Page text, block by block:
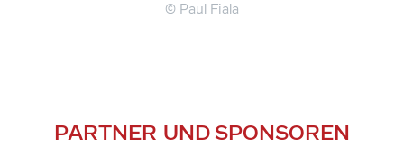
© Paul Fiala
PARTNER UND SPONSOREN